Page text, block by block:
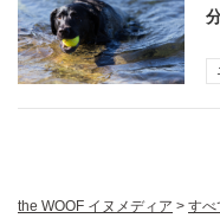
the WOOF イヌメディア > すべ